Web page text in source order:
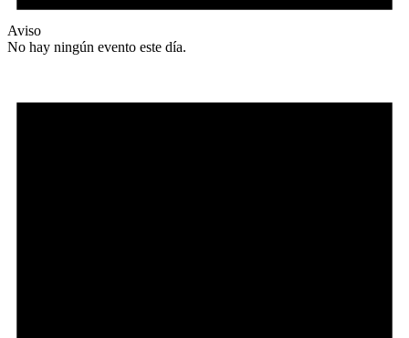
Aviso
No hay ningún evento este día.